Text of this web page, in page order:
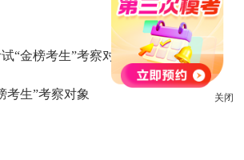
“金榜考生”考察对象
考生”考察对象